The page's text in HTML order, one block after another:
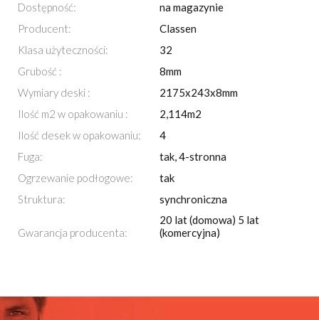
Dostępność:
na magazynie
Producent:
Classen
Klasa użyteczności:
32
Grubość :
8mm
Wymiary deski :
2175x243x8mm
Ilość m2 w opakowaniu :
2,114m2
Ilość desek w opakowaniu:
4
Fuga:
tak, 4-stronna
Ogrzewanie podłogowe:
tak
Struktura:
synchroniczna
Gwarancja producenta:
20 lat (domowa) 5 lat
(komercyjna)